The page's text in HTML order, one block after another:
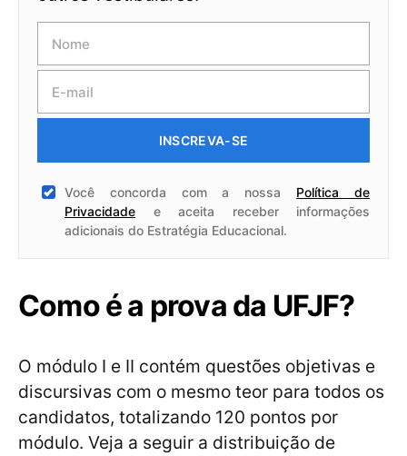
INSCREVA-SE
Você concorda com a nossa Política de
Privacidade e aceita receber informações
adicionais do Estratégia Educacional.
Como é a prova da UFJF?
O módulo I e II contém questões objetivas e
discursivas com o mesmo teor para todos os
candidatos, totalizando 120 pontos por
módulo. Veja a seguir a distribuição de